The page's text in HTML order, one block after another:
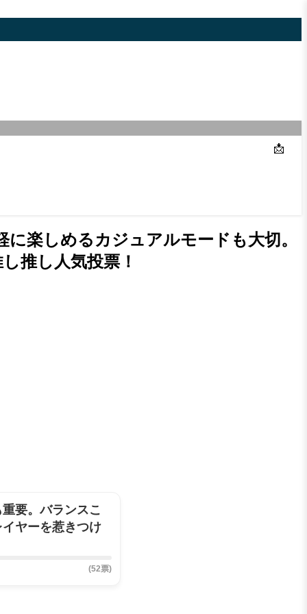
📩
楽しめるカジュアルモードも大切。
推し人気投票！
要。バランスこ
ヤーを惹きつけ
(52票)